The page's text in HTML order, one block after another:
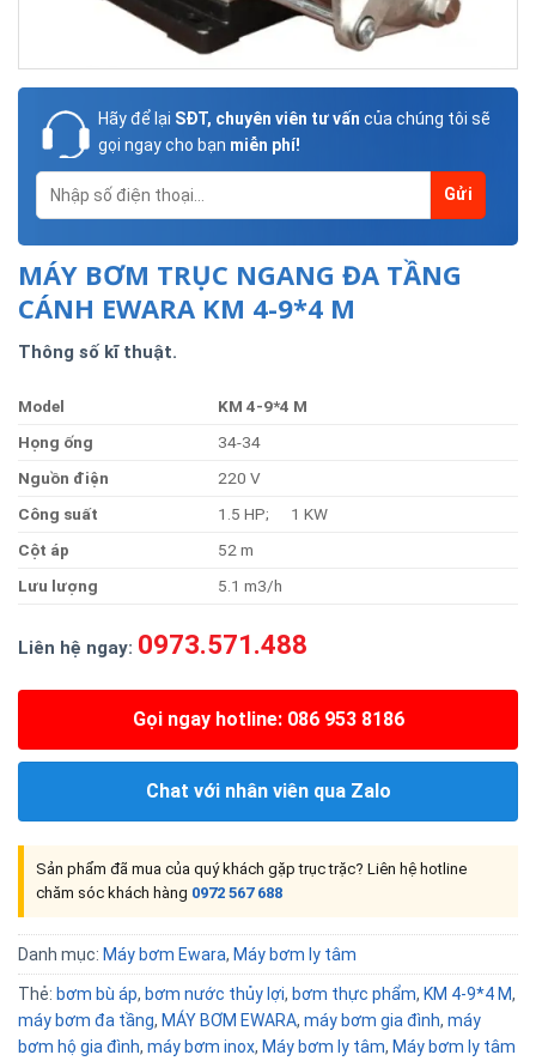
Hãy để lại SĐT, chuyên viên tư vấn của chúng tôi sẽ
gọi ngay cho bạn miễn phí!
MÁY BƠM TRỤC NGANG ĐA TẦNG
CÁNH EWARA KM 4-9*4 M
Thông số kĩ thuật.
Model
KM 4-9*4 M
Họng ống
34-34
Nguồn điện
220 V
Công suất
1.5 HP; 1 KW
Cột áp
52 m
Lưu lượng 5.1 m3/h
Liên hệ ngay: 0973.571.488
Gọi ngay hotline: 086 953 8186
Chat với nhân viên qua Zalo
Sản phẩm đã mua của quý khách gặp trục trặc? Liên hệ hotline
chăm sóc khách hàng 0972 567 688
Danh mục: Máy bơm Ewara, Máy bơm ly tâm
Thẻ: bơm bù áp, bơm nước thủy lợi, bơm thực phẩm, KM 4-9*4 M,
máy bơm đa tầng, MÁY BƠM EWARA, máy bơm gia đình, máy
bơm hộ gia đình, máy bơm inox, Máy bơm ly tâm, Máy bơm ly tâm